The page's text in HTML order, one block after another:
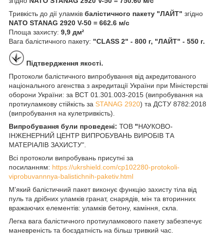
Тривкість до дії уламків балістичного пакету "ЛАЙТ" згідно
NATO STANAG 2920 V-50 = 662.6 м/с
Площа захисту: 9,9 дм²
Вага балістичного пакету: "CLASS 2" - 800 г, "ЛАЙТ" - 550 г.
Підтвердження якості.
Протоколи балістичного випробування від акредитованого
національного агенства з акредитації України при Міністерстві
оборони України: за ВСТ 01.301.003-2015 (випробування на
протиуламкову стійкість за STANAG 2920) та ДСТУ 8782:2018
(випробування на кулетривкість).
Випробування були проведені: ТОВ "НАУКОВО-
ІНЖЕНЕРНИЙ ЦЕНТР ВИПРОБУВАНЬ ВИРОБІВ ТА
МАТЕРІАЛІВ ЗАХИСТУ".
Всі протоколи випробувань присутні за
посиланням: https://ukrshield.com/cp102280-protokoli-
viprobuvannnya-balistichnih-paketiv.html
М'який балістичний пакет виконує функцію захисту тіла від
пуль та дрібних уламків гранат, снарядів, мін та вторинних
вражаючих елементів: уламків бетону, каміння, скла.
Легка вага балістичного протиуламкового пакету забезпечує
маневреність та боєздатність на більш тривкий час.